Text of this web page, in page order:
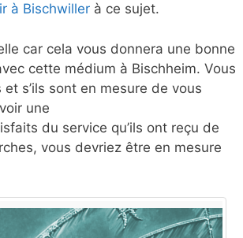
à Bischwiller à ce sujet.
car cela vous donnera une bonne
cette médium à Bischheim. Vous
s’ils sont en mesure de vous
une
du service qu’ils ont reçu de
vous devriez être en mesure